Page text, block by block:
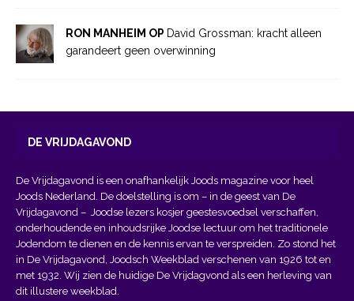
RON MANHEIM OP David Grossman: kracht alleen
garandeert geen overwinning
DE VRIJDAGAVOND
De Vrijdagavond is een onafhankelijk Joods magazine voor heel
Joods Nederland. De doelstelling is om – in de geest van De
Vrijdagavond – Joodse lezers kosjer geestesvoedsel verschaffen,
onderhoudende en inhoudsrijke Joodse lectuur om het traditionele
Jodendom te dienen en de kennis ervan te verspreiden. Zo stond het
in De Vrijdagavond, Joodsch Weekblad verschenen van 1926 tot en
met 1932. Wij zien de huidige De Vrijdagvond als een herleving van
dit illustere weekblad.